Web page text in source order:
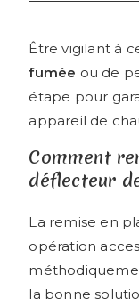
Être vigilant à
fumée ou de
étape pour
appareil de
Comment
déflecteur
La remise en
opération
la bonne